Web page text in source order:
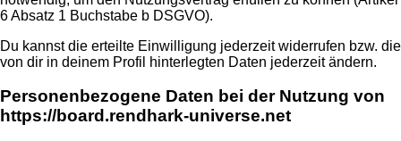
6 Absatz 1 Buchstabe b DSGVO).
Du kannst die erteilte Einwilligung jederzeit widerrufen bzw. die
von dir in deinem Profil hinterlegten Daten jederzeit ändern.
Personenbezogene Daten bei der Nutzung von
https://board.rendhark-universe.net